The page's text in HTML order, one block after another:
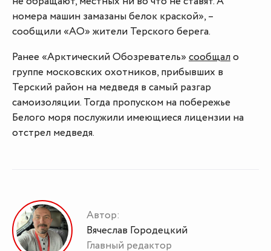
номера машин замазаны белок краской», –
сообщили «АО» жители Терского берега.
Ранее «Арктический Обозреватель» сообщало
группе московских охотников, прибывших в
Терский район на медведя в самый разгар
самоизоляции. Тогда пропуском на побережье
Белого моря послужили имеющиеся лицензии на
отстрел медведя.
Автор:
Вячеслав Городецкий
Главный редактор